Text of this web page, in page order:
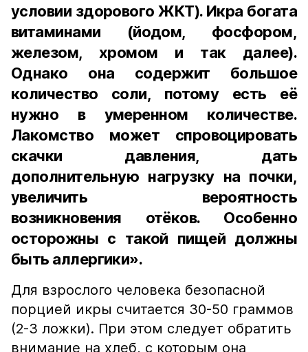
условии здорового ЖКТ). Икра богата
витаминами (йодом, фосфором,
железом, хромом и так далее).
Однако она содержит большое
количество соли, потому есть её
нужно в умеренном количестве.
Лакомство может спровоцировать
скачки давления, дать
дополнительную нагрузку на почки,
увеличить вероятность
возникновения отёков. Особенно
осторожны с такой пищей должны
быть аллергики».
Для взрослого человека безопасной
порцией икры считается 30-50 граммов
(2-3 ложки). При этом следует обратить
внимание на хлеб, с которым она